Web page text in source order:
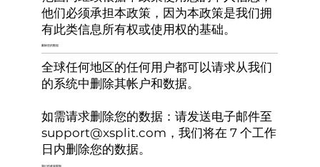
他们必须承担本政策，因为本政策是我们拥
有此类信息所有权或使用权的基础。
删除您的数据
全球任何地区的任何用户都可以请求从我们
的系统中删除其帐户和数据。
如需请求删除您的数据：请发送电子邮件至
support@xsplit.com ，我们将在 7 个工作
日内删除您的数据。
我们的政策限制